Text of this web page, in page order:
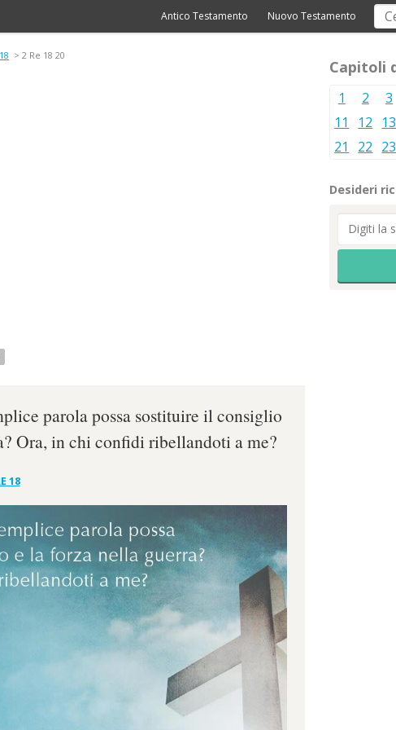
Antico Testamento Nuovo Testamento
> 2 Re 18 20
parola possa sostituire il consiglio
Ora, in chi confidi ribellandoti a me?
18
Capitoli
1 2 3
11
12 13
21
22 23
Desideri